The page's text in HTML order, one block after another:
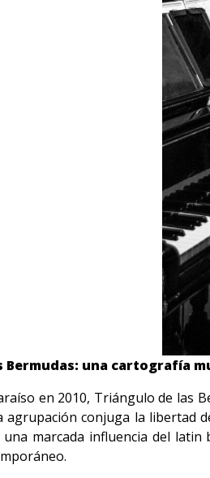
Bermudas: una cartografía
en 2010, Triángulo de las
agrupación conjuga la libertad
una marcada influencia del